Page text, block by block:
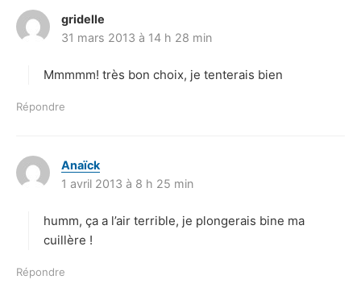
gridelle
31 mars 2013 à 14 h 28 min
Mmmmm! très bon choix, je tenterais bien
Répondre
Anaïck
i
1 avril 2013 à 8 h 25 min
humm, ça a l’air terrible, je plongerais bine ma
cuillère !
Répondre